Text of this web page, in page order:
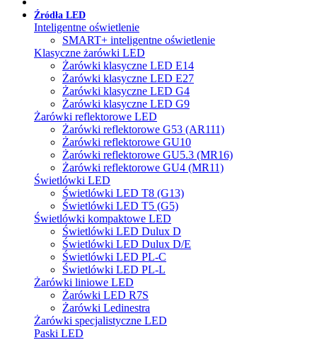
Źródła LED
Inteligentne oświetlenie
SMART+ inteligentne oświetlenie
Klasyczne żarówki LED
Żarówki klasyczne LED E14
Żarówki klasyczne LED E27
Żarówki klasyczne LED G4
Żarówki klasyczne LED G9
Żarówki reflektorowe LED
Żarówki reflektorowe G53 (AR111)
Żarówki reflektorowe GU10
Żarówki reflektorowe GU5.3 (MR16)
Żarówki reflektorowe GU4 (MR11)
Świetlówki LED
Świetlówki LED T8 (G13)
Świetlówki LED T5 (G5)
Świetlówki kompaktowe LED
Świetlówki LED Dulux D
Świetlówki LED Dulux D/E
Świetlówki LED PL-C
Świetlówki LED PL-L
Żarówki liniowe LED
Żarówki LED R7S
Żarówki Ledinestra
Żarówki specjalistyczne LED
Paski LED